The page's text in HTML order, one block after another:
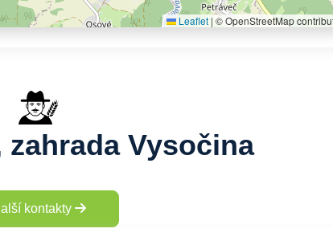
Leaflet | © OpenStreetMap
Vysočina
kontakty